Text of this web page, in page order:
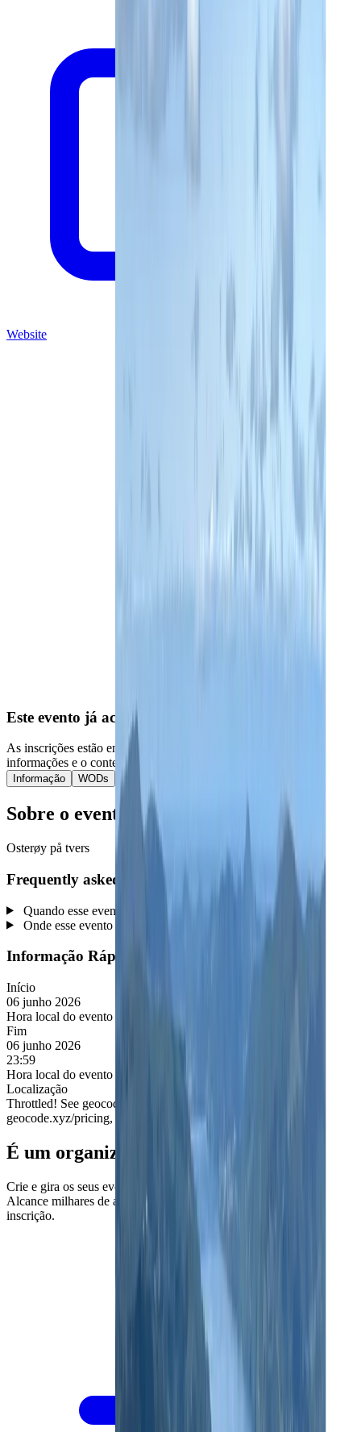
Website
Este evento já aconteceu
As inscrições estão encerradas, mas ainda pode consultar as
informações e o conteúdo publicado do evento.
Informação WODs
Sobre o evento
Osterøy på tvers
Frequently asked questions
Quando esse evento é realizado?
Onde esse evento é realizado?
Informação Rápida
Início
06 junho 2026
Hora local do evento (Europe/Madrid):
Fim
06 junho 2026
23:59
Hora local do evento (Europe/Madrid):
Localização
Throttled! See geocode.xyz/pricing, Throttled! See
geocode.xyz/pricing,
Ver no Google Maps
É um organizador?
Crie e gira os seus eventos desportivos de forma profissional.
Alcance milhares de atletas e simplifique todo o processo de
inscrição.